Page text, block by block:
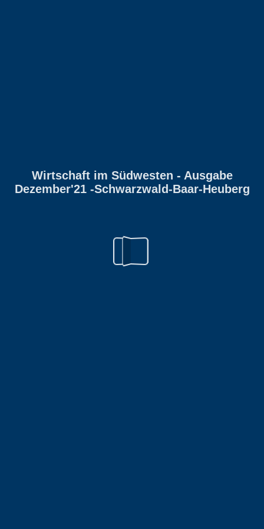
Wirtschaft im Südwesten - Ausgabe
Dezember'21 -Schwarzwald-Baar-Heuberg